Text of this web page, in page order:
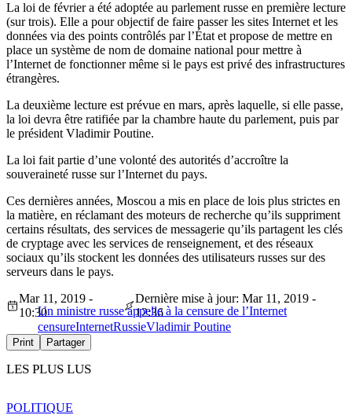
La loi de février a été adoptée au parlement russe en première lecture
(sur trois). Elle a pour objectif de faire passer les sites Internet et les
données via des points contrôlés par l’État et propose de mettre en
place un système de nom de domaine national pour mettre à
l’Internet de fonctionner même si le pays est privé des infrastructures
étrangères.
La deuxième lecture est prévue en mars, après laquelle, si elle passe,
la loi devra être ratifiée par la chambre haute du parlement, puis par
le président Vladimir Poutine.
La loi fait partie d’une volonté des autorités d’accroître la
souveraineté russe sur l’Internet du pays.
Ces dernières années, Moscou a mis en place de lois plus strictes en
la matière, en réclamant des moteurs de recherche qu’ils suppriment
certains résultats, des services de messagerie qu’ils partagent les clés
de cryptage avec les services de renseignement, et des réseaux
sociaux qu’ils stockent les données des utilisateurs russes sur des
serveurs dans le pays.
Un ministre russe appelle à la censure de l’Internet
Mar 11, 2019 -
10:30
Dernière mise à jour: Mar 11, 2019 -
12:36
censureInternetRussieVladimir Poutine
Print Partager
LES PLUS LUS
POLITIQUE